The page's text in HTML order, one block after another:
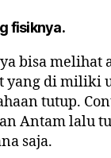
fisiknya.
bisa melihat
yang di miliki
tutup.
Antam lalu
saja.